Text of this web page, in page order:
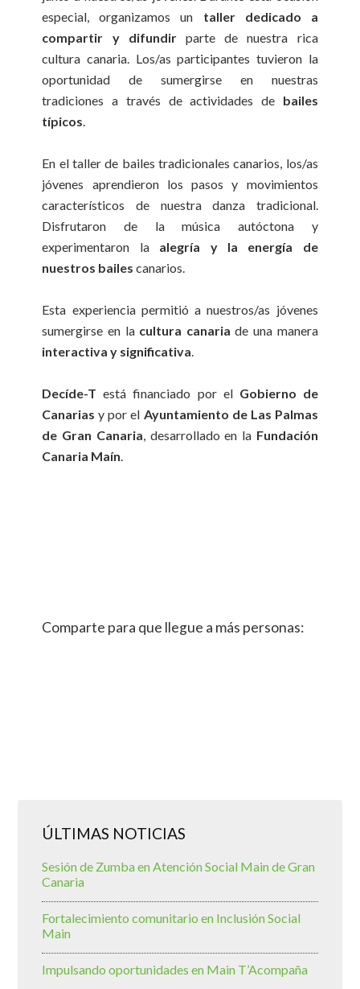
especial, organizamos un taller dedicado a
compartir y difundirparte de nuestra rica
cultura canaria. Los/as participantes tuvieron la
oportunidad de sumergirse en nuestras
tradiciones a través de actividades de bailes
típicos.
En el taller de bailes tradicionales canarios, los/as
jóvenes aprendieron los pasos y movimientos
característicos de nuestra danza tradicional.
Disfrutaron de la música autóctona y
experimentaron la alegría y la energía de
nuestros bailes canarios.
Esta experiencia permitió a nuestros/as jóvenes
sumergirse en la cultura canaria de una manera
interactiva y significativa.
Decíde-T está financiado por el Gobierno de
Canarias y por el Ayuntamiento de Las Palmas
de Gran Canaria, desarrollado en la Fundación
Canaria Maín.
Comparte para que llegue a más personas:
ÚLTIMAS NOTICIAS
Sesión de Zumba en Atención Social Main de Gran
Canaria
Fortalecimiento comunitario en Inclusión Social
Main
Impulsando oportunidades en Main T’Acompaña